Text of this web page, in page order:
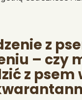
z
– czy
z psem